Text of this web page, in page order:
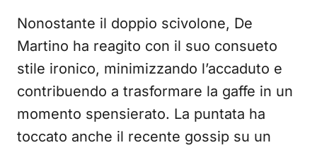
Nonostante il doppio scivolone, De
Martino ha reagito con il suo consueto
stile ironico, minimizzando l’accaduto e
contribuendo a trasformare la gaffe in un
momento spensierato. La puntata ha
toccato anche il recente gossip su un